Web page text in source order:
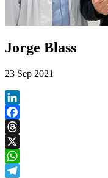
Jorge Blass
23 Sep 2021
LinkedIn
Facebook
Threads
X
WhatsApp